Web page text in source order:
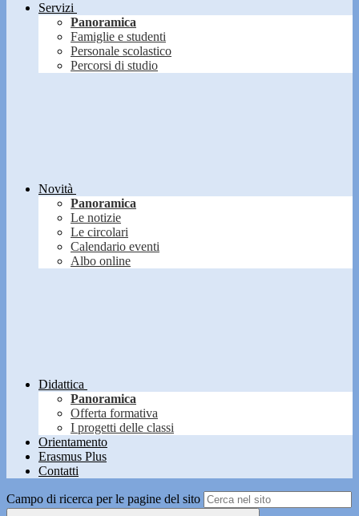
Servizi
Panoramica
Famiglie e studenti
Personale scolastico
Percorsi di studio
Novità
Panoramica
Le notizie
Le circolari
Calendario eventi
Albo online
Didattica
Panoramica
Offerta formativa
I progetti delle classi
Orientamento
Erasmus Plus
Contatti
Campo di ricerca per le pagine del sito